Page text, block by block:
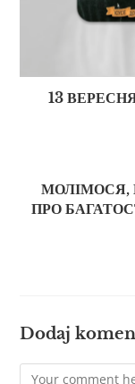
13
МОЛІМОСЯ,
ПРО
Dodaj